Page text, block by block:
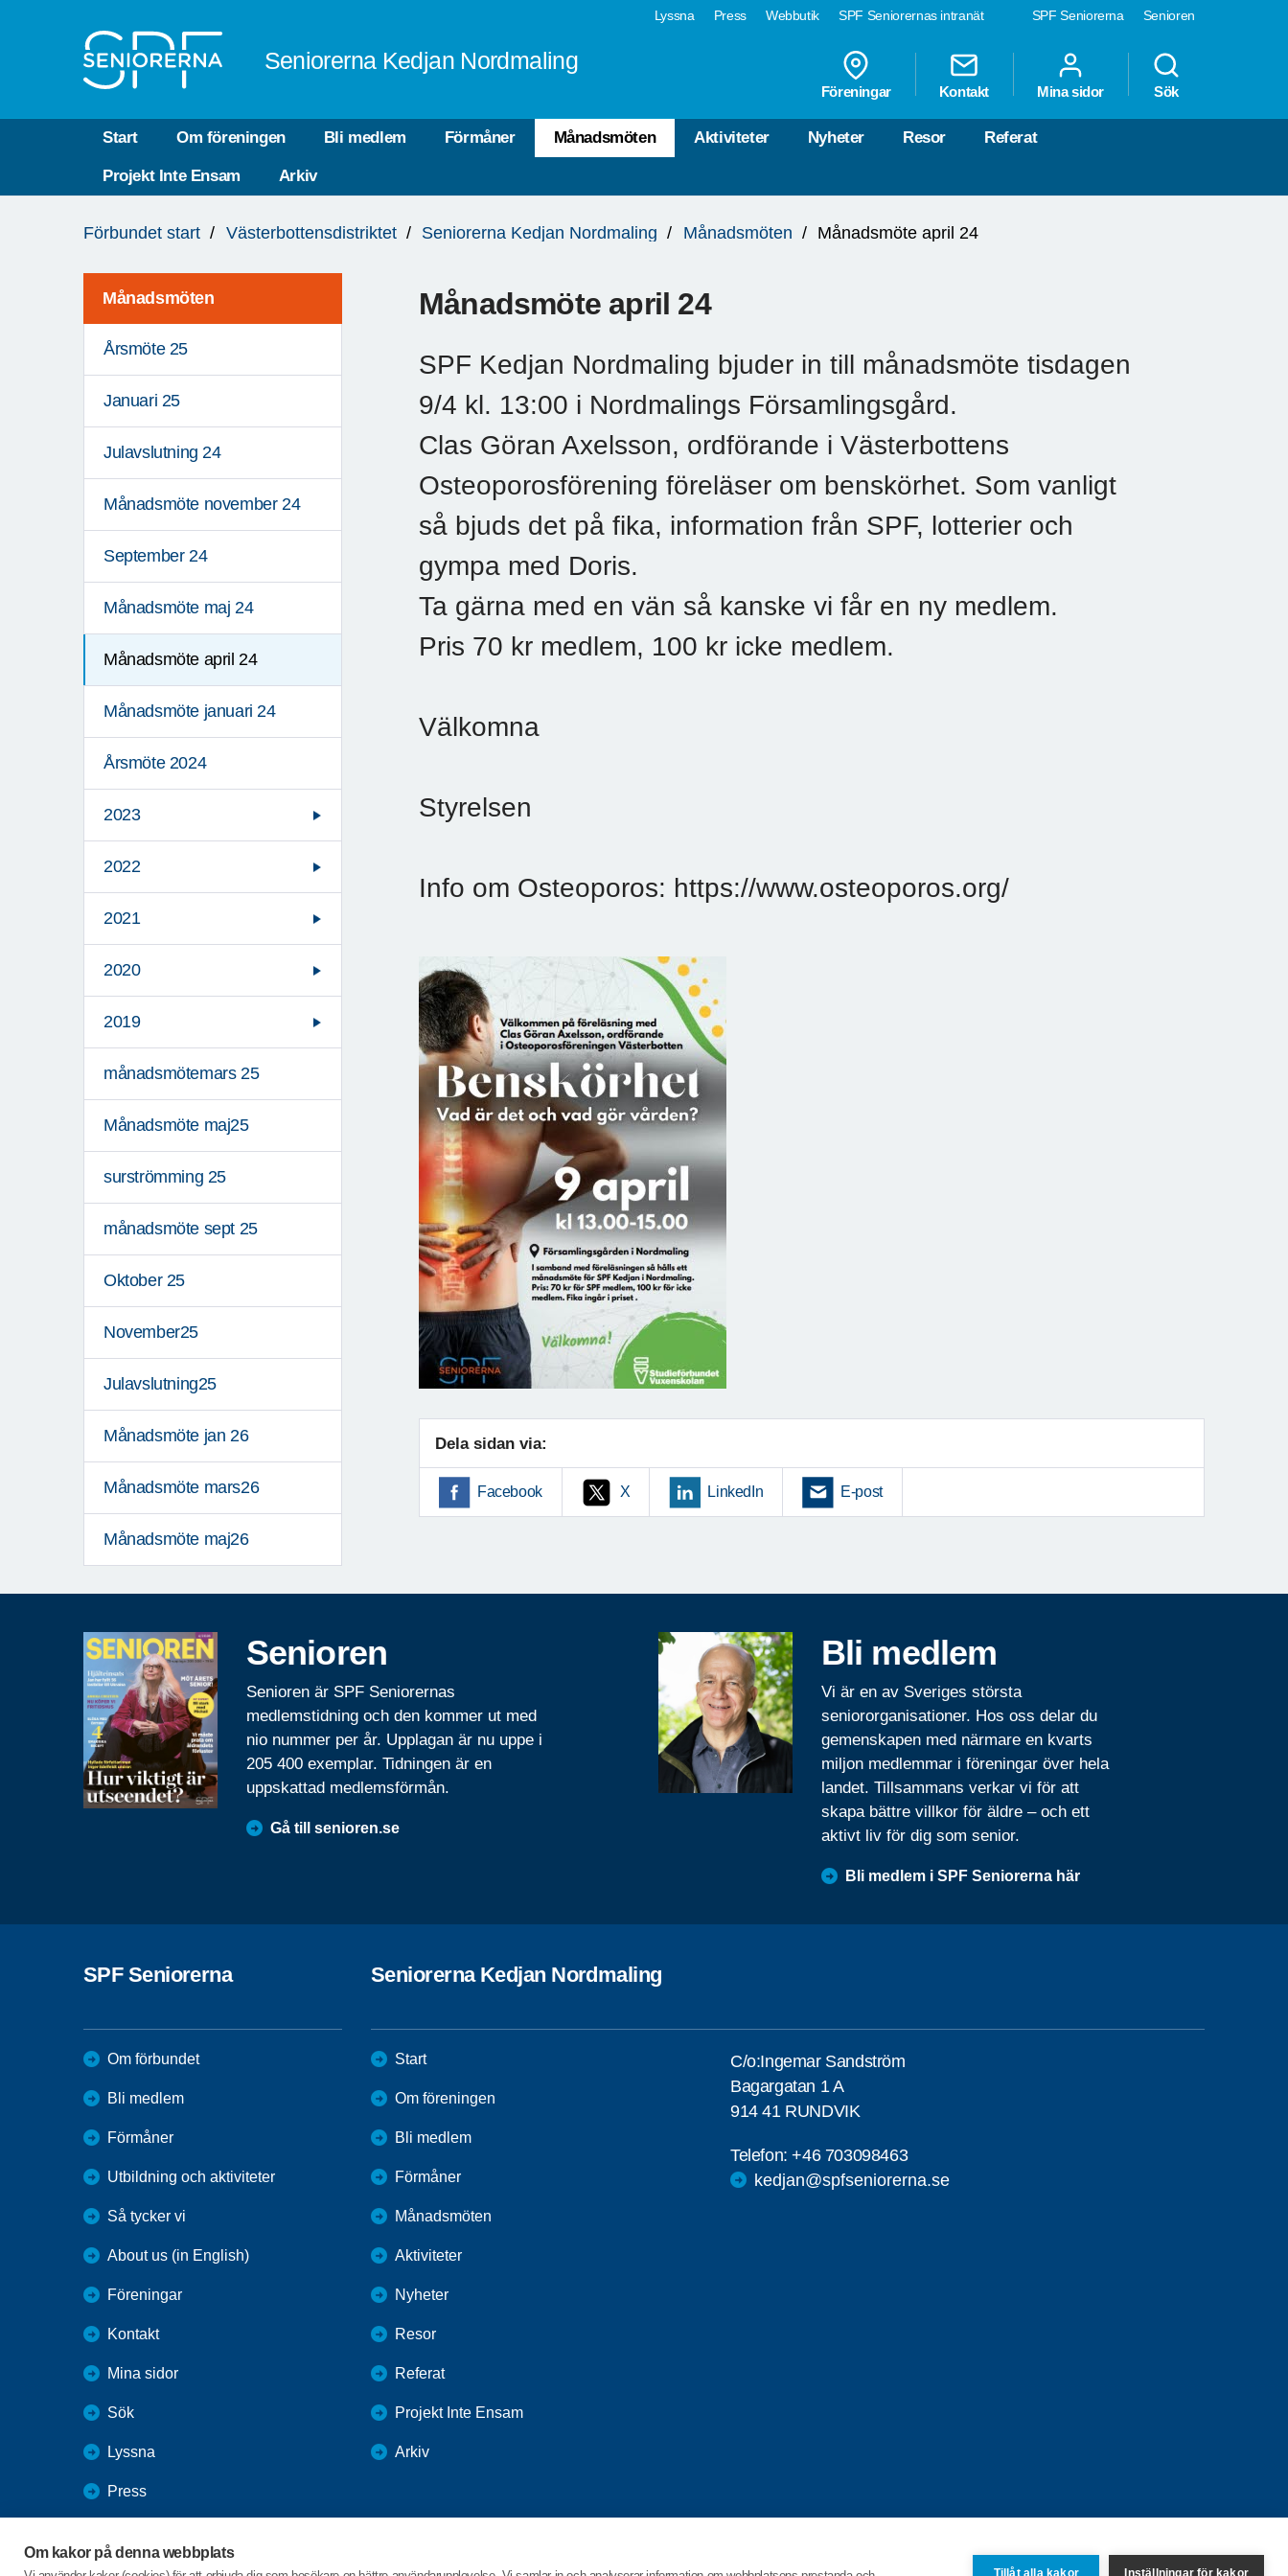
Om kakor på denna webbplats
Tillåt alla kakor Inställningar för kakor
SPF Seniorerna Senioren
Lyssna Press Webbutik SPF Seniorernas intranät
Seniorerna Kedjan Nordmaling
Föreningar Kontakt Mina sidor Sök
Start Om föreningen Bli medlem Förmåner Månadsmöten Aktiviteter Nyheter Resor Referat
Projekt Inte Ensam Arkiv
är
Förbundet start Västerbottensdistriktet Seniorerna Kedjan Nordmaling Månadsmöten Månadsmöte april 24
Månadsmöten
Årsmöte 25
Januari 25
Julavslutning 24
Månadsmöte november 24
September 24
Månadsmöte maj 24
Månadsmöte april 24
Månadsmöte januari 24
Årsmöte 2024
2023
2022
2021
2020
2019
månadsmötemars 25
Månadsmöte maj25
surströmming 25
månadsmöte sept 25
Oktober 25
November25
Julavslutning25
Månadsmöte jan 26
Månadsmöte mars26
Månadsmöte maj26
Månadsmöte april 24
SPF Kedjan Nordmaling bjuder in till månadsmöte tisdagen
9/4 kl. 13:00 i Nordmalings Församlingsgård.
Clas Göran Axelsson, ordförande i Västerbottens
Osteoporosförening föreläser om benskörhet. Som vanligt
så bjuds det på fika, information från SPF, lotterier och
gympa med Doris.
Ta gärna med en vän så kanske vi får en ny medlem.
Pris 70 kr medlem, 100 kr icke medlem.
Välkomna
Styrelsen
Info om Osteoporos: https://www.osteoporos.org/
Dela sidan via:
Facebook X LinkedIn E-post
Senioren
Senioren är SPF Seniorernas
medlemstidning och den kommer ut med
nio nummer per år. Upplagan är nu uppe i
205 400 exemplar. Tidningen är en
uppskattad medlemsförmån.
Gå till senioren.se
Bli medlem
Vi är en av Sveriges största
seniororganisationer. Hos oss delar du
gemenskapen med närmare en kvarts
miljon medlemmar i föreningar över hela
landet. Tillsammans verkar vi för att
skapa bättre villkor för äldre – och ett
aktivt liv för dig som senior.
Bli medlem i SPF Seniorerna här
SPF Seniorerna
Om förbundet
Bli medlem
Förmåner
Utbildning och aktiviteter
Så tycker vi
About us (in English)
Föreningar
Kontakt
Mina sidor
Sök
Lyssna
Press
SPF Seniorernas intranät
Seniorerna Kedjan Nordmaling
Start
Om föreningen
Bli medlem
Förmåner
Månadsmöten
Aktiviteter
Nyheter
Resor
Referat
Projekt Inte Ensam
Arkiv
C/o:Ingemar Sandström
Bagargatan 1 A
914 41 RUNDVIK
Telefon:+46 703098463
kedjan@spfseniorerna.se